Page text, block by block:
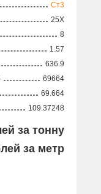
Ст3
25X
8
1.57
636.9
69664
69.664
109.37248
за тонну
за метр